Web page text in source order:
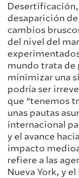
desaparición
cambios
del nivel del
mundo trata de
minimizar una
podría ser
que “tenemos
unas pautas
internacional
y el avance
impacto
refiere a las
Nueva York, y